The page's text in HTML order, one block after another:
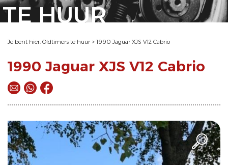
TE HUUR
Je bent hier: Oldtimers te huur > 1990 Jaguar XJS V12 Cabrio
1990 Jaguar XJS V12 Cabrio